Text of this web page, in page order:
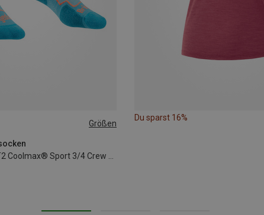
Größen
Damen Ultralight T2 Coolmax® Sport 3/4 Crew Socken
Du sparst 16%